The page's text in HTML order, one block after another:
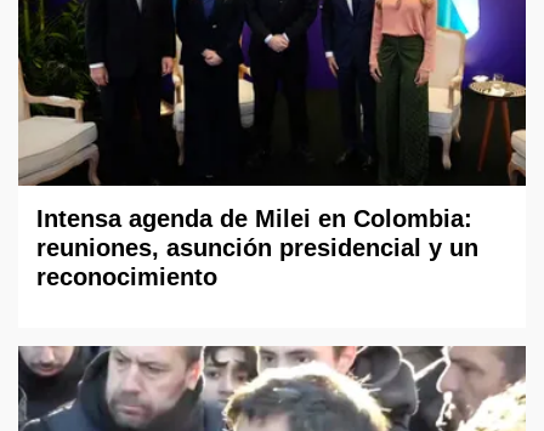
Intensa agenda de Milei en Colombia:
reuniones, asunción presidencial y un
reconocimiento